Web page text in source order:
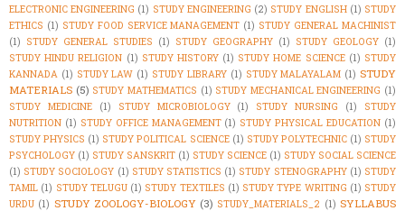
ELECTRONIC ENGINEERING (1) STUDY ENGINEERING (2) STUDY ENGLISH (1) STUDY
ETHICS (1) STUDY FOOD SERVICE MANAGEMENT (1) STUDY GENERAL MACHINIST
(1) STUDY GENERAL STUDIES (1) STUDY GEOGRAPHY (1) STUDY GEOLOGY (1)
STUDY HINDU RELIGION (1) STUDY HISTORY (1) STUDY HOME SCIENCE (1) STUDY
KANNADA (1) STUDY LAW (1) STUDY LIBRARY (1) STUDY MALAYALAM (1) STUDY
MATERIALS (5) STUDY MATHEMATICS (1) STUDY MECHANICAL ENGINEERING (1)
STUDY MEDICINE
(1) STUDY MICROBIOLOGY (1) STUDY NURSING (1)
STUDY
NUTRITION (1) STUDY OFFICE MANAGEMENT (1) STUDY PHYSICAL EDUCATION (1)
STUDY PHYSICS (1) STUDY POLITICAL SCIENCE (1) STUDY POLYTECHNIC (1) STUDY
PSYCHOLOGY (1) STUDY SANSKRIT (1) STUDY SCIENCE (1) STUDY SOCIAL SCIENCE
(1) STUDY SOCIOLOGY (1) STUDY STATISTICS (1) STUDY STENOGRAPHY (1) STUDY
TAMIL (1) STUDY TELUGU (1) STUDY TEXTILES (1) STUDY TYPE WRITING (1) STUDY
URDU (1) STUDY ZOOLOGY-BIOLOGY (3) STUDY_MATERIALS_2 (1) SYLLABUS